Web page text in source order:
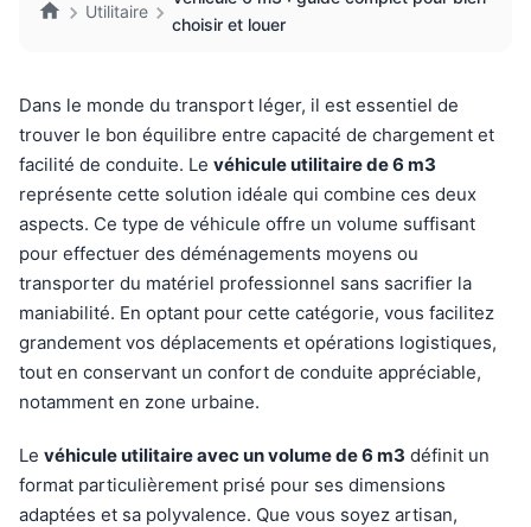
Utilitaire
choisir et louer
Dans le monde du transport léger, il est essentiel de
trouver le bon équilibre entre capacité de chargement et
facilité de conduite. Le véhicule utilitaire de 6 m3
représente cette solution idéale qui combine ces deux
aspects. Ce type de véhicule offre un volume suffisant
pour effectuer des déménagements moyens ou
transporter du matériel professionnel sans sacrifier la
maniabilité. En optant pour cette catégorie, vous facilitez
grandement vos déplacements et opérations logistiques,
tout en conservant un confort de conduite appréciable,
notamment en zone urbaine.
Le véhicule utilitaire avec un volume de 6 m3 définit un
format particulièrement prisé pour ses dimensions
adaptées et sa polyvalence. Que vous soyez artisan,